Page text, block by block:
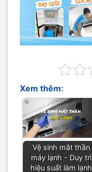
Xem thêm:
Vệ sinh mắt thần
máy lạnh - Duy trì
hiệu suất làm lạnh